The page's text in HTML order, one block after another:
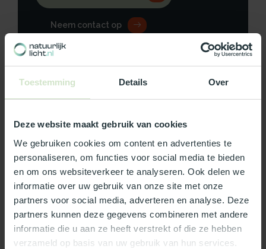
Toestemming Details Over
Deze website maakt gebruik van cookies
We gebruiken cookies om content en advertenties te
personaliseren, om functies voor social media te bieden
en om ons websiteverkeer te analyseren. Ook delen we
informatie over uw gebruik van onze site met onze
partners voor social media, adverteren en analyse. Deze
partners kunnen deze gegevens combineren met andere
informatie die u aan ze heeft verstrekt of die ze hebben
verzameld op basis van uw gebruik van hun services.
Neem contact op
Productomschrijving
Specificaties
Reviews
Wat ons écht bijzonder maakt:
Officieel Skylux dealer!